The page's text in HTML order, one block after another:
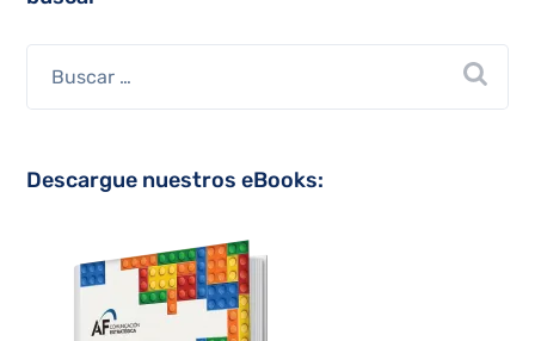
Descargue nuestros eBooks: